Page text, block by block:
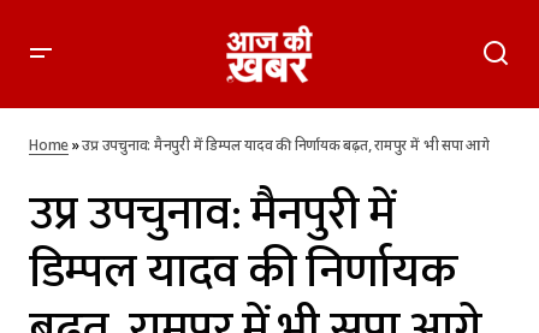
आगे
Home»उप्र उपचुनाव: मैनपुरी में डिम्पल यादव की निर्णायक बढ़त, रामपुर में भी सपा आगे
उप्र उपचुनाव: मैनपुरी में
डिम्पल यादव की निर्णायक